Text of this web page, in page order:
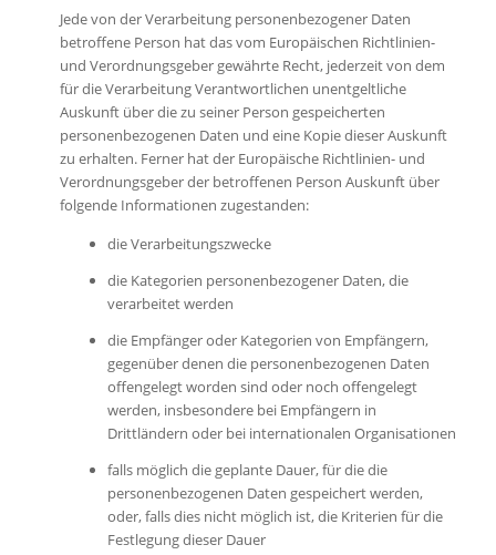
Jede von der Verarbeitung personenbezogener Daten
betroffene Person hat das vom Europäischen Richtlinien-
und Verordnungsgeber gewährte Recht, jederzeit von dem
für die Verarbeitung Verantwortlichen unentgeltliche
Auskunft über die zu seiner Person gespeicherten
personenbezogenen Daten und eine Kopie dieser Auskunft
zu erhalten. Ferner hat der Europäische Richtlinien- und
Verordnungsgeber der betroffenen Person Auskunft über
folgende Informationen zugestanden:
die Verarbeitungszwecke
die Kategorien personenbezogener Daten, die
verarbeitet werden
die Empfänger oder Kategorien von Empfängern,
gegenüber denen die personenbezogenen Daten
offengelegt worden sind oder noch offengelegt
werden, insbesondere bei Empfängern in
Drittländern oder bei internationalen Organisationen
falls möglich die geplante Dauer, für die die
personenbezogenen Daten gespeichert werden,
oder, falls dies nicht möglich ist, die Kriterien für die
Festlegung dieser Dauer